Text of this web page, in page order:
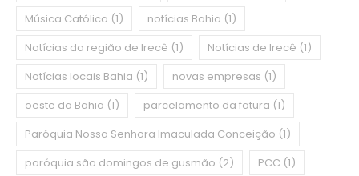
Música Católica (1) notícias Bahia (1)
Notícias da região de Irecê (1) Notícias de Irecê (1)
Notícias locais Bahia (1) novas empresas (1)
oeste da Bahia (1) parcelamento da fatura (1)
Paróquia Nossa Senhora Imaculada Conceição (1)
paróquia são domingos de gusmão (2) PCC (1)